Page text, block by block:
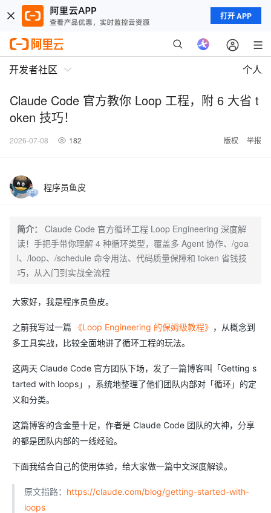
打开 APP
开发者社区 个人
Claude Code 官方教你 Loop 工程，附 6 大省 t
oken 技巧！
2026-07-08 182 版权 举报
程序员鱼皮
简介：
Claude Code 官方循环工程 Loop Engineering 深度解
读！手把手带你理解 4 种循环类型，覆盖多 Agent 协作、/goa
l、/loop、/schedule 命令用法、代码质量保障和 token 省钱技
巧，从入门到实战全流程
大家好，我是程序员鱼皮。
之前我写过一篇 《Loop Engineering 的保姆级教程》 ，从概念到
多工具实战，比较全面地讲了循环工程的玩法。
这两天 Claude Code 官方团队下场，发了一篇博客叫「Getting s
tarted with loops」，系统地整理了他们团队内部对「循环」的定
义和分类。
这篇博客的含金量十足，作者是 Claude Code 团队的大神，分享
的都是团队内部的一线经验。
下面我结合自己的使用体验，给大家做一篇中文深度解读。
原文指路： https://claude.com/blog/getting-started-with-
loops